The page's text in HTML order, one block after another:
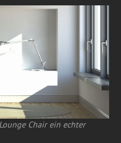
Chair ein echter